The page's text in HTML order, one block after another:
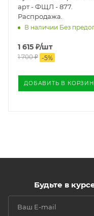
арт - ФЩЛ - 877.
Распродажа.
В наличии Без
1 615 ₽/шт
1 700₽ -5%
ДОБАВИТЬ В
Будьте в